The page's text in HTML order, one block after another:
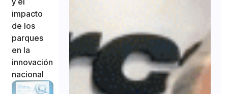
impacto
de los
parques
en la
innovación
nacional